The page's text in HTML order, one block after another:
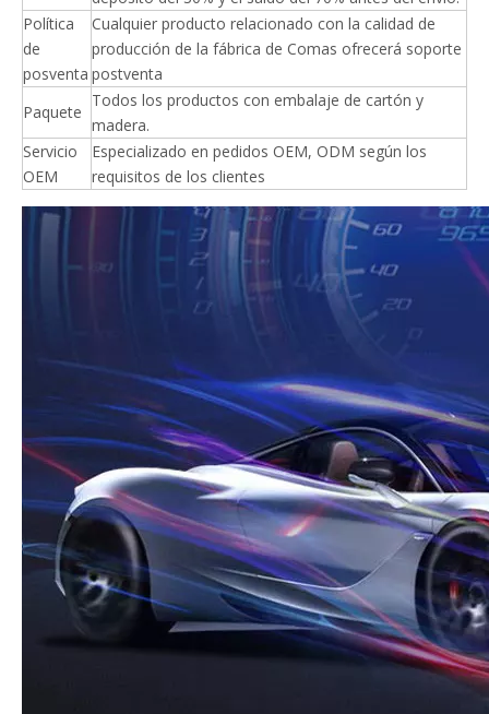
Política
de
posventa
Cualquier producto relacionado con la calidad de
producción de la fábrica de Comas ofrecerá soporte
postventa
Paquete
Todos los productos con embalaje de cartón y
madera.
Servicio
OEM
Especializado en pedidos OEM, ODM según los
requisitos de los clientes